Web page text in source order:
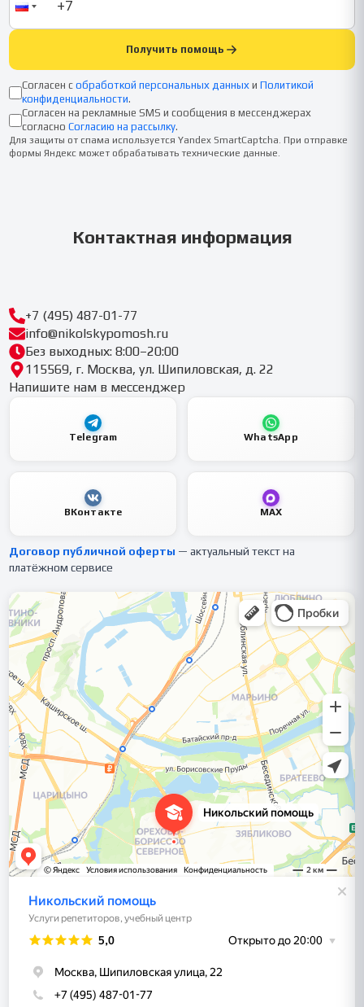
Получить помощь
Согласен с обработкой персональных данных и Политикой
конфиденциальности.
Согласен на рекламные SMS и сообщения в мессенджерах
согласно Согласию на рассылку.
Для защиты от спама используется Yandex SmartCaptcha. При отправке
формы Яндекс может обрабатывать технические данные.
Контактная информация
+7 (495) 487-01-77
info@nikolskypomosh.ru
Без выходных: 8:00–20:00
115569, г. Москва, ул. Шипиловская, д. 22
Напишите нам в мессенджер
Telegram WhatsApp
ВКонтакте MAX
Договор публичной оферты — актуальный текст на
платёжном сервисе